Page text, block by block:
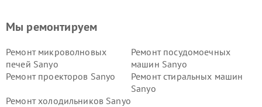
Мы ремонтируем
Ремонт микроволновых
печей Sanyo
Ремонт посудомоечных
машин Sanyo
Ремонт проекторов Sanyo
Ремонт стиральных машин
Sanyo
Ремонт холодильников Sanyo